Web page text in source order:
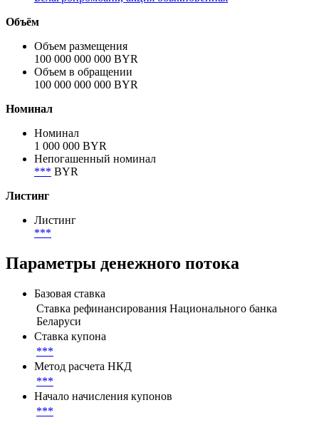
Отрасль
Банки
Белагропромбанк, акция обыкновенная
Объём
100 000 000 000 BYR
100 000 000 000 BYR
Номинал
1 000 000 BYR
***BYR
Листинг
Параметры денежного потока
Базовая ставка
Ставка рефинансирования Национального банка
Беларуси
Ставка купона
***
Метод расчета НКД